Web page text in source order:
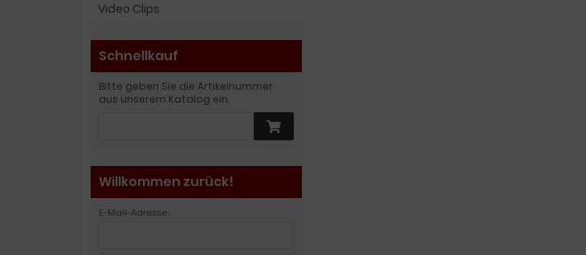
Video Clips
Schnellkauf
Bitte geben Sie die Artikelnummer
aus unserem Katalog ein.
Willkommen zurück!
E-Mail-Adresse: